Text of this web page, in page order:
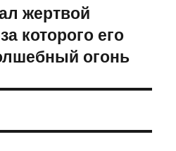
жертвой
которого его
огонь